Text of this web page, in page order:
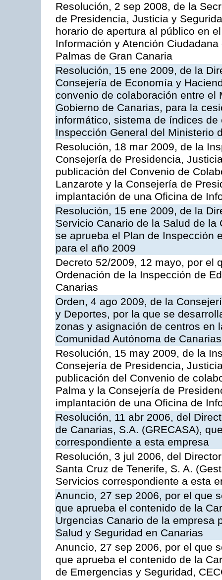
Resolución, 2 sep 2008, de la
de Presidencia, Justicia y
horario de apertura al público en
Información y Atención
Palmas de Gran Canaria
Resolución, 15 ene 2009, de la
Consejería de Economía y
convenio de colaboración entre
Gobierno de Canarias, para la
informático, sistema de índices
Inspección General del Ministerio
Resolución, 18 mar 2009, de la
Consejería de Presidencia,
publicación del Convenio de
Lanzarote y la Consejería de
implantación de una Oficina de
Resolución, 15 ene 2009, de la
Servicio Canario de la Salud de
se aprueba el Plan de Inspección
para el año 2009
Decreto 52/2009, 12 mayo, por el
Ordenación de la Inspección de
Canarias
Orden, 4 ago 2009, de la
y Deportes, por la que se
zonas y asignación de centros en
Comunidad Autónoma de Canarias
Resolución, 15 may 2009, de la
Consejería de Presidencia,
publicación del Convenio de
Palma y la Consejería de
implantación de una Oficina de
Resolución, 11 abr 2006, del
de Canarias, S.A. (GRECASA),
correspondiente a esta empresa
Resolución, 3 jul 2006, del
Santa Cruz de Tenerife, S. A.
Servicios correspondiente a esta
Anuncio, 27 sep 2006, por el que
que aprueba el contenido de la
Urgencias Canario de la empresa
Salud y Seguridad en Canarias
Anuncio, 27 sep 2006, por el que
que aprueba el contenido de la
de Emergencias y Seguridad,